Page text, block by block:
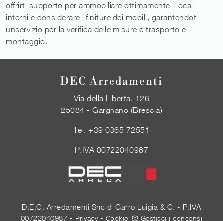
offrirti supporto per ammobiliare ottimamente i locali
interni e considerare ilfiniture dei mobili, garantendoti
unservizio per la verifica delle misure e trasporto e
montaggio.
DEC Arredamenti
Via della Liberta, 126
25084 - Gargnano (Brescia)
Tel.+39 0365 72551
P.IVA 00722040987
D.E.C. Arredamenti Snc di Garro Luigia & C. - P.IVA
00722040987 - Privacy- Cookie Gestisci i consensi